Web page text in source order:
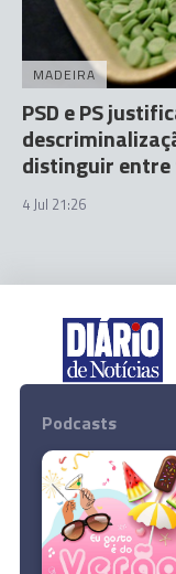
MADEIRA
PSD e PS
distinguir
4 Jul 21:26
Podcasts